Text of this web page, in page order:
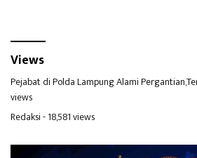
Views
Pejabat di Polda Lampung Alami
views
Redaksi- 18,581 views